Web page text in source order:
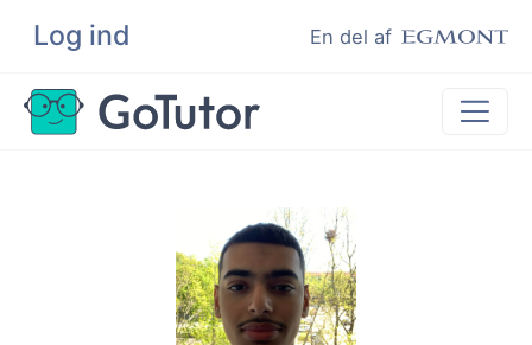
Log ind En del af
Søg
Eksamenshjælp
Hjælp til ordblinde
Kundeudtalelser